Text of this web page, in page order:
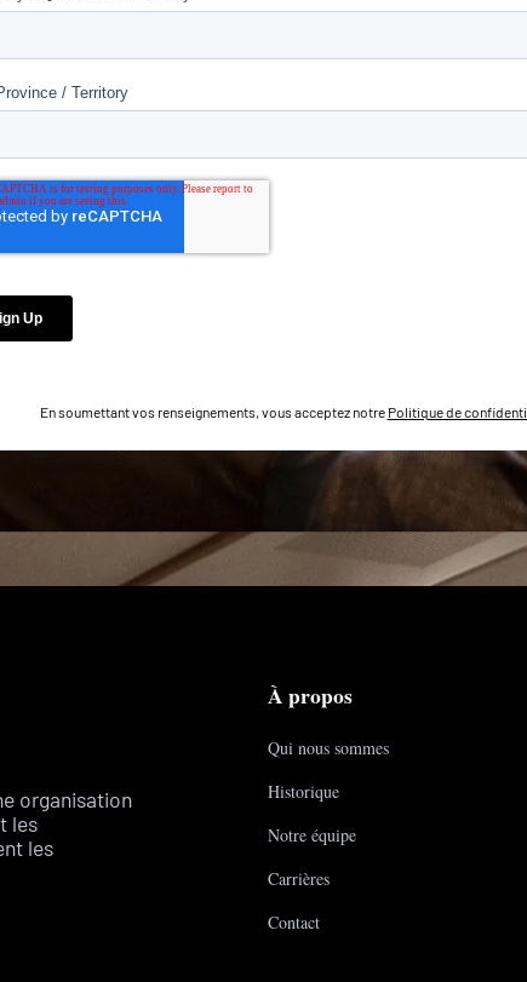
En soumettant vos renseignements, vous acceptez notre Politique de
organisation
les
les
À propos
Qui nous sommes
Historique
Notre équipe
Carrières
Contact